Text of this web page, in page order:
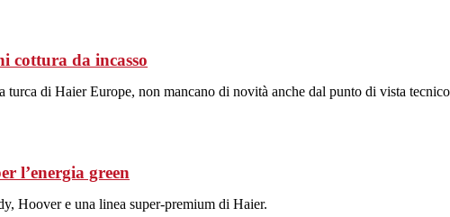
cottura da incasso
di Haier Europe, non mancano di novità anche dal punto di vista
l’energia green
Hoover e una linea super-premium di Haier.